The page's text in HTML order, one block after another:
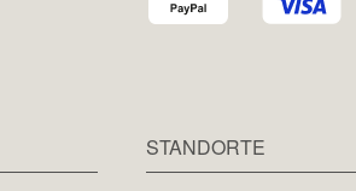
STANDORTE